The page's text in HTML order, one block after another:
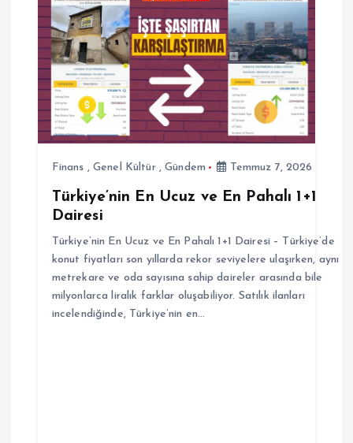
n
m
e
Finans ,Genel Kültür,Gündem Temmuz 7, 2026
Türkiye’nin En Ucuz ve En Pahalı 1+1
Dairesi
Türkiye’nin En Ucuz ve En Pahalı 1+1 Dairesi – Türkiye’de
konut fiyatları son yıllarda rekor seviyelere ulaşırken, aynı
metrekare ve oda sayısına sahip daireler arasında bile
milyonlarca liralık farklar oluşabiliyor. Satılık ilanları
incelendiğinde, Türkiye’nin en…